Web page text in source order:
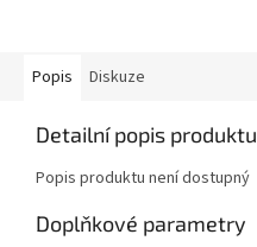
Popis Diskuze
Detailní popis produktu
Popis produktu není dostupný
Doplňkové parametry